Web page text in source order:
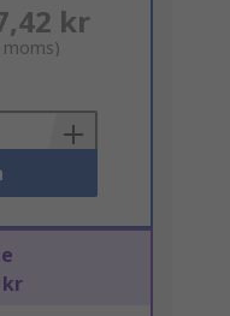
kr
moms)